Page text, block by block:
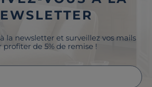
la newsletter et surveillez vos mails
profiter de 5% de remise !